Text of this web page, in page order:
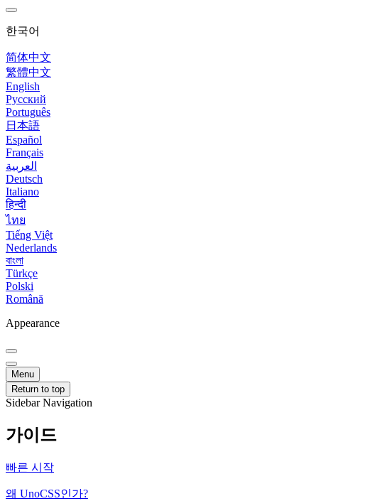
한국어
简体中文
繁體中文
English
Русский
Português
日本語
Español
Français
العربية
Deutsch
Italiano
हिन्दी
ไทย
Tiếng Việt
Nederlands
বাংলা
Türkçe
Polski
Română
Appearance
Menu
Return to top
Sidebar Navigation
가이드
빠른 시작
왜 UnoCSS인가?